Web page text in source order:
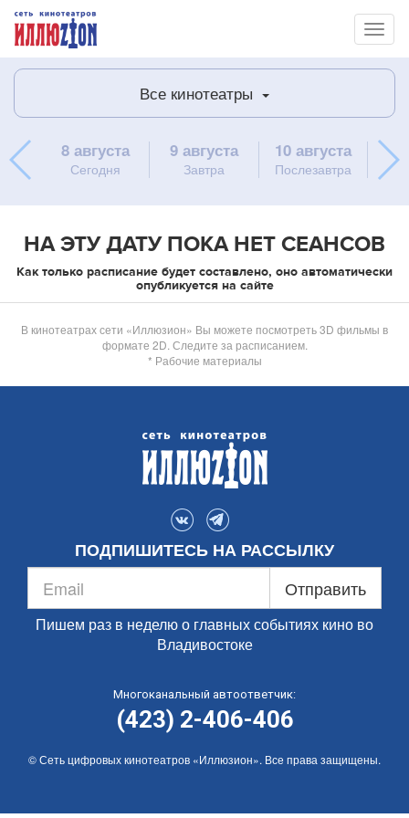
Все кинотеатры
8 августа
Сегодня
9 августа
Завтра
10 августа
Послезавтра
11
НА ЭТУ ДАТУ ПОКА НЕТ СЕАНСОВ
Как только расписание будет составлено, оно автоматически
опубликуется на сайте
В кинотеатрах сети «Иллюзион» Вы можете посмотреть 3D фильмы в
формате 2D. Следите за расписанием.
* Рабочие материалы
ПОДПИШИТЕСЬ НА РАССЫЛКУ
Отправить
Пишем раз в неделю о главных событиях кино во
Владивостоке
Многоканальный автоответчик:
(423) 2-406-406
© Сеть цифровых кинотеатров «Иллюзион». Все права защищены.